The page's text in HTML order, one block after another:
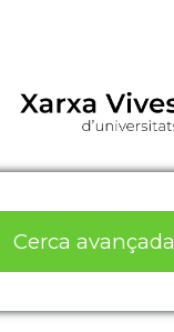
Cerca avançada